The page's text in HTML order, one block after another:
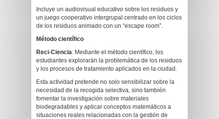
Incluye un audiovisual educativo sobre los residuos y
un juego cooperativo intergrupal centrado en los ciclos
de los residuos animado con un “escape room”.
Método científico
Reci-Ciencia: Mediante el método científico, los
estudiantes explorarán la problemática de los residuos
y los procesos de tratamiento aplicados en la ciudad.
Esta actividad pretende no solo sensibilizar sobre la
necesidad de la recogida selectiva, sino también
fomentar la investigación sobre materiales
biodegradables y aplicar conceptos matemáticos a
situaciones reales relacionadas con la gestión de